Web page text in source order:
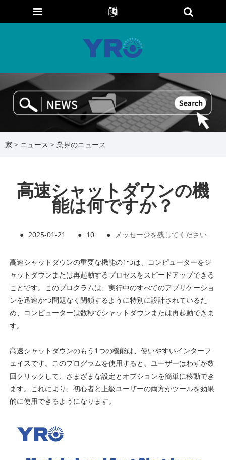
家 > ニュース > 業界のニュース
高速シャットダウンの機
能は何ですか？
● 2025-01-21 ● 10 ● メッセージを残してください
高速シャットダウンの重要な機能の1つは、コンピューターをシ
ャットダウンまたは再起動するプロセスをスピードアップできる
ことです。このプログラムは、実行中のすべてのアプリケーショ
ンを迅速かつ問題なく閉鎖するように特別に設計されているた
め、コンピューターは数秒でシャットダウンまたは再起動できま
す。
高速シャットダウンのもう1つの機能は、使いやすいインターフ
ェイスです。このプログラムを使用すると、ユーザーはわずか数
回クリックして、さまざまな設定とオプションを簡単に移動でき
ます。これにより、初心者と上級ユーザーの両方がツールを効果
的に使用できるようになります。